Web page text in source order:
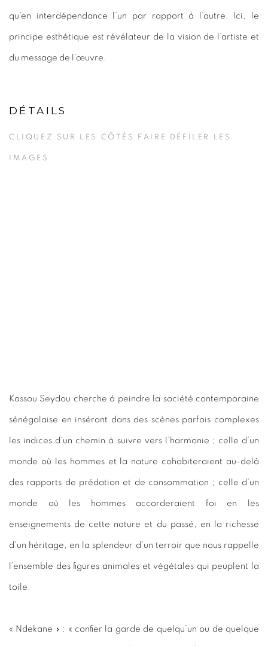
qu’en interdépendance l’un par rapport à l’autre. Ici, le
principe esthétique est révélateur de la vision de l’artiste et
du message de l’œuvre.
DÉTAILS
CLIQUEZ SUR LES CÔTÉS FAIRE DÉFILER LES
IMAGES
Kassou Seydou cherche à peindre la société contemporaine
sénégalaise en insérant dans des scènes parfois complexes
les indices d’un chemin à suivre vers l’harmonie ; celle d’un
monde où les hommes et la nature cohabiteraient au-delà
des rapports de prédation et de consommation ; celle d’un
monde où les hommes accorderaient foi en les
enseignements de cette nature et du passé, en la richesse
d’un héritage, en la splendeur d’un terroir que nous rappelle
l’ensemble des figures animales et végétales qui peuplent la
toile.
« Ndekane » : « confier la garde de quelqu’un ou de quelque